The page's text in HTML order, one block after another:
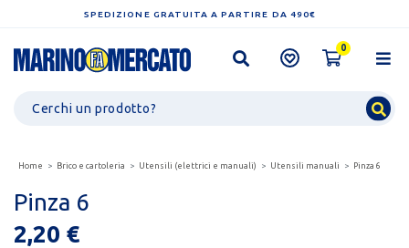
SPEDIZIONE GRATUITA A PARTIRE DA 490€
0
Home Brico e cartoleria Utensili (elettrici e manuali) Utensili manuali Pinza 6
Pinza 6
2,20 €